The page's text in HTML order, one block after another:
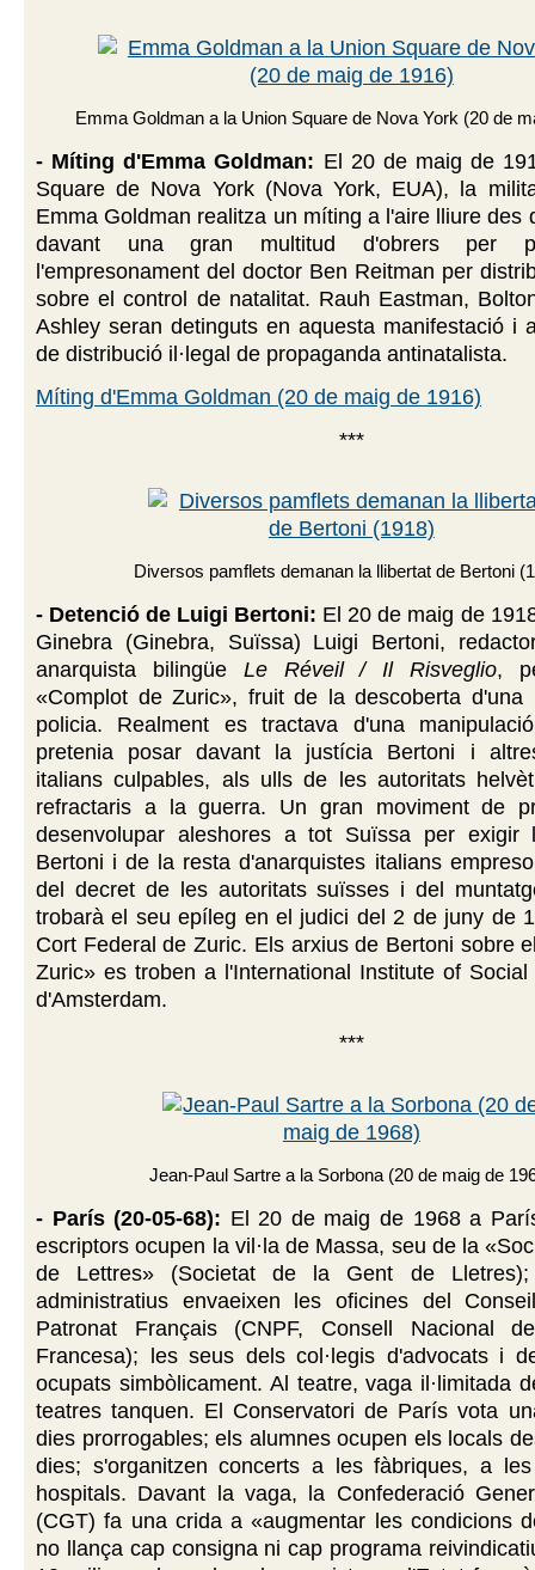
Emma Goldman a la Union Square de Nova York (20 de
- Míting d'Emma Goldman: El 20 de maig de
Square de Nova York (Nova York, EUA), la
Emma Goldman realitza un míting a l'aire lliure des
davant una gran multitud d'obrers per
l'empresonament del doctor Ben Reitman per
sobre el control de natalitat. Rauh Eastman,
Ashley seran detinguts en aquesta manifestació i
de distribució il·legal de propaganda antinatalista.
Míting d'Emma Goldman (20 de maig de 1916)
***
Diversos pamflets demanan la llibertat de Bertoni
- Detenció de Luigi Bertoni: El 20 de maig de
Ginebra (Ginebra, Suïssa) Luigi Bertoni,
anarquista bilingüe Le Réveil / Il Risveglio,
«Complot de Zuric», fruit de la descoberta d'una
policia. Realment es tractava d'una
pretenia posar davant la justícia Bertoni i
italians culpables, als ulls de les autoritats
refractaris a la guerra. Un gran moviment de
desenvolupar aleshores a tot Suïssa per exigir
Bertoni i de la resta d'anarquistes italians
del decret de les autoritats suïsses i del
trobarà el seu epíleg en el judici del 2 de juny de
Cort Federal de Zuric. Els arxius de Bertoni sobre
Zuric» es troben a l'International Institute of Social
d'Amsterdam.
***
Jean-Paul Sartre a la Sorbona (20 de maig de
- París (20-05-68): El 20 de maig de 1968 a
escriptors ocupen la vil·la de Massa, seu de la
de Lettres» (Societat de la Gent de
administratius envaeixen les oficines del
Patronat Français (CNPF, Consell Nacional
Francesa); les seus dels col·legis d'advocats i
ocupats simbòlicament. Al teatre, vaga il·limitada
teatres tanquen. El Conservatori de París vota
dies prorrogables; els alumnes ocupen els locals
dies; s'organitzen concerts a les fàbriques, a
hospitals. Davant la vaga, la Confederació
(CGT) fa una crida a «augmentar les condicions
no llança cap consigna ni cap programa